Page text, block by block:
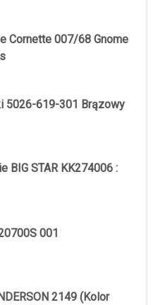
Cornette 007/68 Gnome
5026-619-301 Brązowy
BIG STAR KK274006 :
001
2149 (Kolor